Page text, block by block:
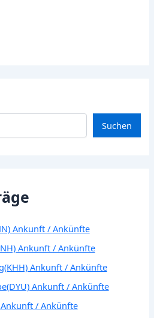
Suchen
Ankunft / Ankünfte
Ankunft / Ankünfte
Ankunft / Ankünfte
Ankunft / Ankünfte
Ankunft / Ankünfte